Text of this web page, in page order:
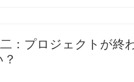
：プロジェクトが終